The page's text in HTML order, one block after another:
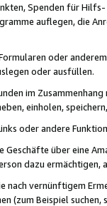
Spenden für
auflegen, die
oder
oder ausfüllen.
im
einholen,
oder andere
Geschäfte über eine
dazu
nach vernünftigem
(zum Beispiel